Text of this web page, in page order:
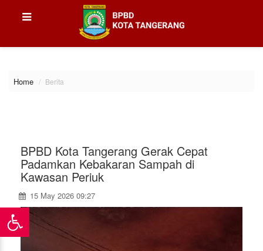
Home Berita
BPBD Kota Tangerang Gerak Cepat
Padamkan Kebakaran Sampah di
Kawasan Periuk
15 May 2026 09:27